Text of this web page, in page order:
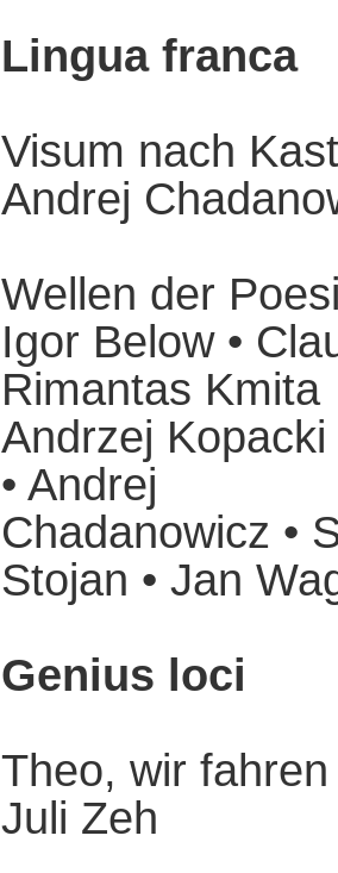
Lingua franca
Visum nach
Andrej
Wellen der
Igor Below •
Rimantas Kmita
Andrzej Kopacki
• Andrej
Chadanowicz •
Stojan • Jan
Genius loci
Theo, wir
Juli Zeh